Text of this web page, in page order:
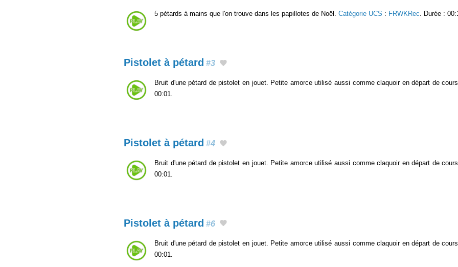
5 pétards à mains que l'on trouve dans les papillotes de Noël. Catégorie UCS : FRWKRec . Durée :
Pistolet à pétard #3
Bruit d'une pétard de pistolet en jouet. Petite amorce utilisé aussi comme claquoir en départ de
00:01.
Pistolet à pétard #4
Bruit d'une pétard de pistolet en jouet. Petite amorce utilisé aussi comme claquoir en départ de
00:01.
Pistolet à pétard #6
Bruit d'une pétard de pistolet en jouet. Petite amorce utilisé aussi comme claquoir en départ de
00:01.